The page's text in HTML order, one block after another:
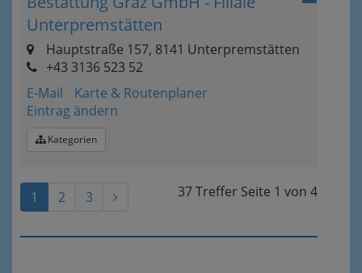
Unterpremstätten
Hauptstraße 157, 8141 Unterpremstätten
+43 3136 523 52
E-Mail
Karte & Routenplaner
Eintrag ändern
Kategorien
37 Treffer Seite 1 von 4
1 2 3